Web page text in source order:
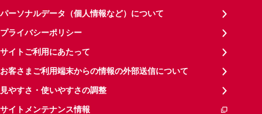
パーソナルデータ（個人情報など）について
プライバシーポリシー
サイトご利用にあたって
お客さまご利用端末からの情報の外部送信について
見やすさ・使いやすさの調整
サイトメンテナンス情報